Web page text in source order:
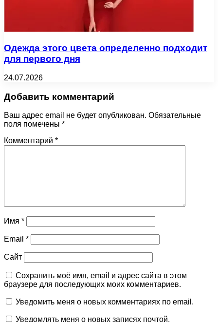
Одежда этого цвета определенно подходит
для первого дня
24.07.2026
Добавить комментарий
Ваш адрес email не будет опубликован. Обязательные
поля помечены *
Комментарий *
Имя *
Email *
Сайт
Сохранить моё имя, email и адрес сайта в этом
браузере для последующих моих комментариев.
Уведомить меня о новых комментариях по email.
Уведомлять меня о новых записях почтой.